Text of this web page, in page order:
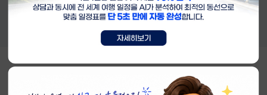
우리여행사의 온라인 쇼핑몰 홈페이지